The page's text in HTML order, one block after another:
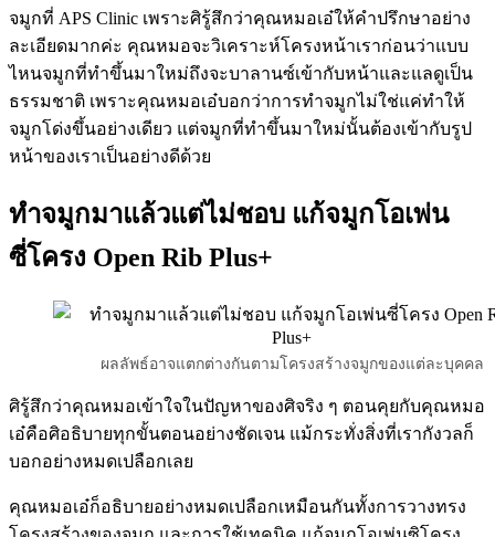
จมูกที่ APS Clinic เพราะศิรู้สึกว่าคุณหมอเอ๋ให้คำปรึกษาอย่าง
ละเอียดมากค่ะ คุณหมอจะวิเคราะห์โครงหน้าเราก่อนว่าแบบ
ไหนจมูกที่ทำขึ้นมาใหม่ถึงจะบาลานซ์เข้ากับหน้าและแลดูเป็น
ธรรมชาติ เพราะคุณหมอเอ๋บอกว่าการทำจมูกไม่ใช่แค่ทำให้
จมูกโด่งขึ้นอย่างเดียว แต่จมูกที่ทำขึ้นมาใหม่นั้นต้องเข้ากับรูป
หน้าของเราเป็นอย่างดีด้วย
ทำจมูกมาแล้วแต่ไม่ชอบ แก้จมูกโอเพ่น
ซี่โครง Open Rib Plus+
ผลลัพธ์อาจแตกต่างกันตามโครงสร้างจมูกของแต่ละบุคคล
ศิรู้สึกว่าคุณหมอเข้าใจในปัญหาของศิจริง ๆ ตอนคุยกับคุณหมอ
เอ๋คือศิอธิบายทุกขั้นตอนอย่างชัดเจน แม้กระทั่งสิ่งที่เรากังวลก็
บอกอย่างหมดเปลือกเลย
คุณหมอเอ๋ก็อธิบายอย่างหมดเปลือกเหมือนกันทั้งการวางทรง